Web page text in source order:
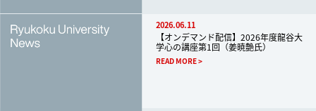
2026.06.11
【オンデマンド配信】2026年度龍谷大
学心の講座第1回（姜暁艶氏）
READ MORE